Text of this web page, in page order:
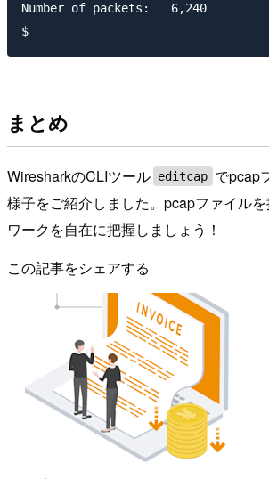
Number of packets:   6,240
まとめ
WiresharkのCLIツール editcap でpcap
様子をご紹介しました。pcapファイル
ワークを自在に把握しましょう！
この記事をシェアする